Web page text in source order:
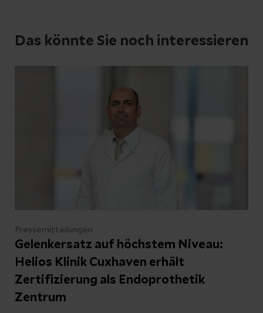
Schreiben Sie uns eine Nachricht und geben
Sie Ihre E-Mail-Adresse an, damit wir uns bei
Ihnen melden können
Datenschutzerklärungzur Kenntnis genommen
Das könnte Sie noch interessieren
Pressemitteilungen
Gelenkersatz auf höchstem Niveau:
Helios Klinik Cuxhaven erhält
Zertifizierung als Endoprothetik
Zentrum